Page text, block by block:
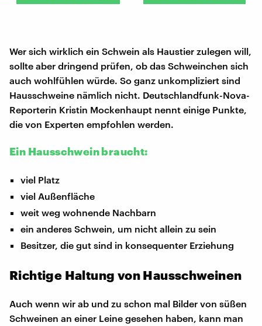
Wer sich wirklich ein Schwein als Haustier zulegen will,
sollte aber dringend prüfen, ob das Schweinchen sich
auch wohlfühlen würde. So ganz unkompliziert sind
Hausschweine nämlich nicht. Deutschlandfunk-Nova-
Reporterin Kristin Mockenhaupt nennt einige Punkte,
die von Experten empfohlen werden.
Ein Hausschwein braucht:
viel Platz
viel Außenfläche
weit weg wohnende Nachbarn
ein anderes Schwein, um nicht allein zu sein
Besitzer, die gut sind in konsequenter Erziehung
Richtige Haltung von Hausschweinen
Auch wenn wir ab und zu schon mal Bilder von süßen
Schweinen an einer Leine gesehen haben, kann man